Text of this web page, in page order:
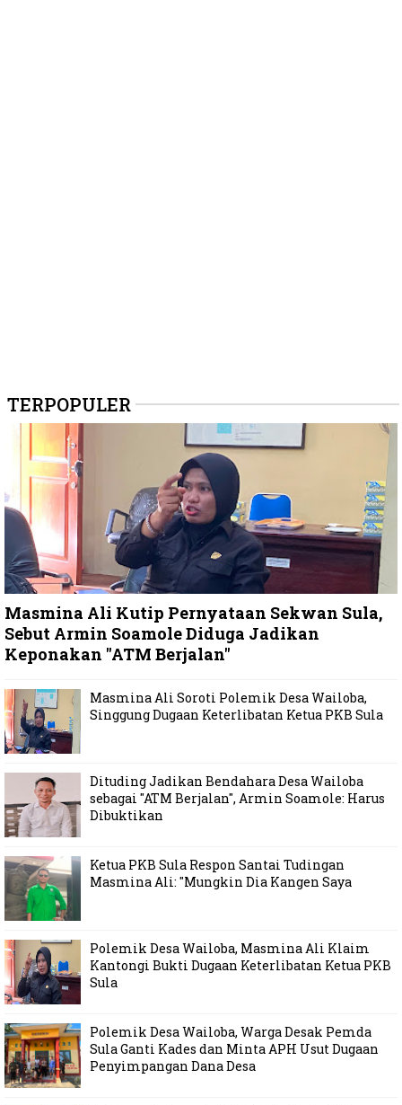
TERPOPULER
Masmina Ali Kutip Pernyataan Sekwan Sula,
Sebut Armin Soamole Diduga Jadikan
Keponakan "ATM Berjalan"
Masmina Ali Soroti Polemik Desa Wailoba,
Singgung Dugaan Keterlibatan Ketua PKB Sula
Dituding Jadikan Bendahara Desa Wailoba
sebagai "ATM Berjalan", Armin Soamole: Harus
Dibuktikan
Ketua PKB Sula Respon Santai Tudingan
Masmina Ali: "Mungkin Dia Kangen Saya
Polemik Desa Wailoba, Masmina Ali Klaim
Kantongi Bukti Dugaan Keterlibatan Ketua PKB
Sula
Polemik Desa Wailoba, Warga Desak Pemda
Sula Ganti Kades dan Minta APH Usut Dugaan
Penyimpangan Dana Desa